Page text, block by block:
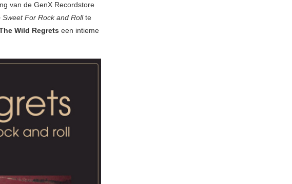
van de GenX Recordstore
Sweet For Rock and Rollte
Wild Regrets een intieme